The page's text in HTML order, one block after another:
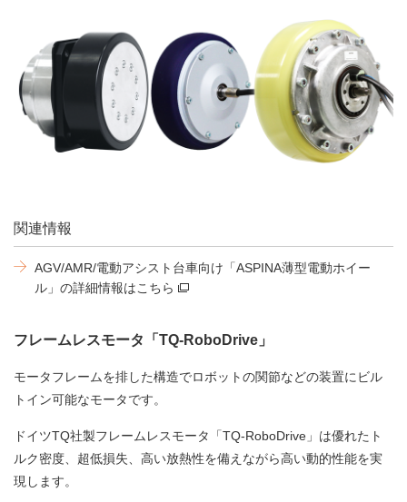
関連情報
AGV/AMR/電動アシスト台車向け「ASPINA薄型電動ホイー
ル」の詳細情報はこちら
フレームレスモータ「TQ-RoboDrive」
モータフレームを排した構造でロボットの関節などの装置にビル
トイン可能なモータです。
ドイツTQ社製フレームレスモータ「TQ-RoboDrive」は優れたト
ルク密度、超低損失、高い放熱性を備えながら高い動的性能を実
現します。